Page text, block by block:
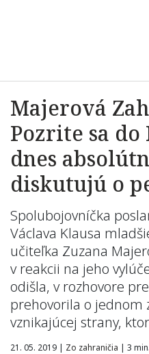
Majerová
Pozrite sa do
dnes
diskutujú o
Spolubojovníčka
Václava Klausa
učiteľka Zuzana
v reakcii na jeho
odišla, v rozhovore pre
prehovorila o jednom
vznikajúcej strany,
21. 05. 2019 | Zo zahraničia | 3